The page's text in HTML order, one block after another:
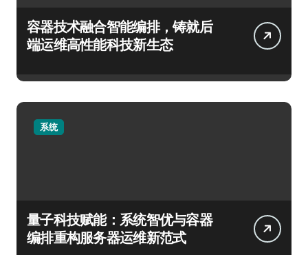
容器技术融合智能编排，铸就后
端运维高性能科技新生态
系统
量子科技赋能：系统智优与容器
编排重构服务器运维新范式